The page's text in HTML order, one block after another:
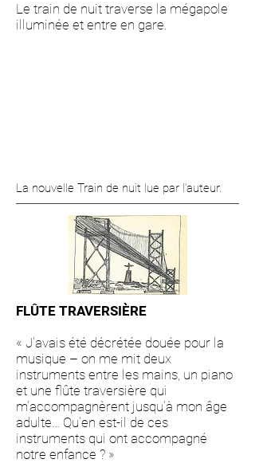
Le train de nuit traverse la mégapole
illuminée et entre en gare.
La nouvelle Train de nuit lue par l’auteur.
FLÛTE TRAVERSIÈRE
« J’avais été décrétée douée pour la
musique – on me mit deux
instruments entre les mains, un piano
et une flûte traversière qui
m’accompagnèrent jusqu’à mon âge
adulte… Qu’en est-il de ces
instruments qui ont accompagné
notre enfance ? »